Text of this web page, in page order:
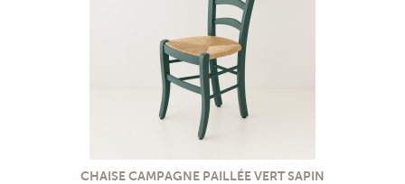
CHAISE CAMPAGNE PAILLÉE VERT SAPIN